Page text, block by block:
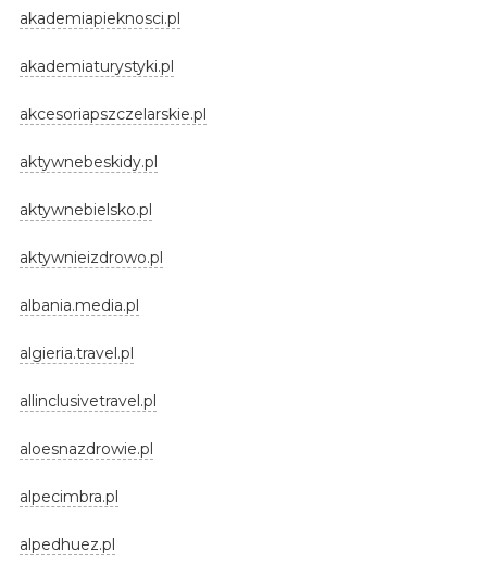
akademiapieknosci.pl
akademiaturystyki.pl
akcesoriapszczelarskie.pl
aktywnebeskidy.pl
aktywnebielsko.pl
aktywnieizdrowo.pl
albania.media.pl
algieria.travel.pl
allinclusivetravel.pl
aloesnazdrowie.pl
alpecimbra.pl
alpedhuez.pl